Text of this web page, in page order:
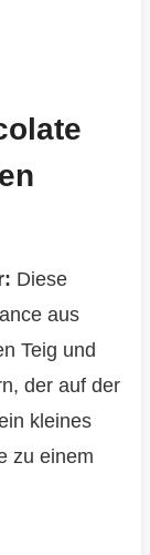
Diese
aus
Teig und
der auf der
kleines
zu einem